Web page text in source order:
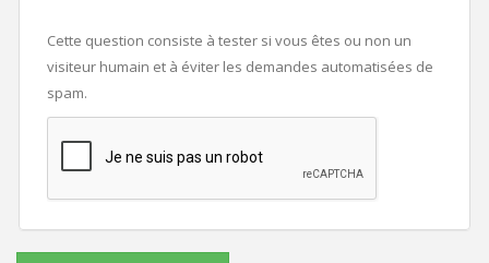
Cette question consiste à tester si vous êtes ou non un
visiteur humain et à éviter les demandes automatisées de
spam.